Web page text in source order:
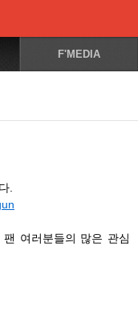
F'MEDIA
.
여러분들의 많은 관심